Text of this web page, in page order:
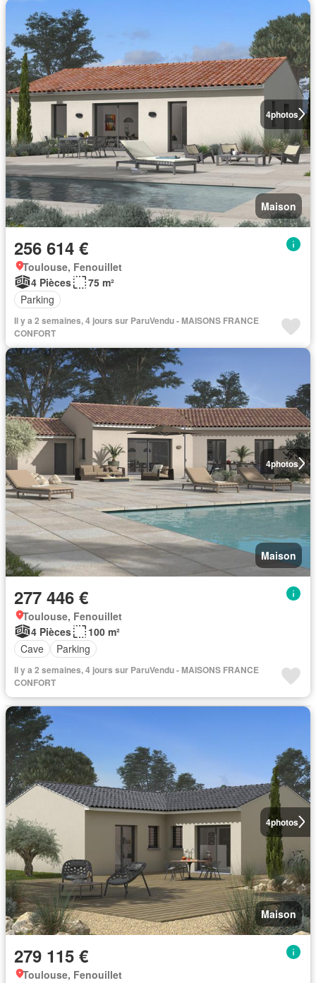
4photos
Maison
256 614 €
Toulouse, Fenouillet
4 Pièces
75 m²
Parking
Il y a 2 semaines, 4 jours sur ParuVendu - MAISONS FRANCE
CONFORT
4photos
Maison
277 446 €
Toulouse, Fenouillet
4 Pièces
100 m²
Cave
Parking
Il y a 2 semaines, 4 jours sur ParuVendu - MAISONS FRANCE
CONFORT
4photos
Maison
279 115 €
Toulouse, Fenouillet